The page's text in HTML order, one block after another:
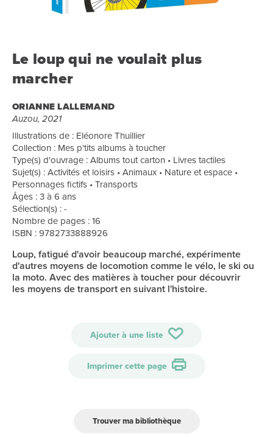
Le loup qui ne voulait plus
marcher
ORIANNE LALLEMAND
Auzou, 2021
Illustrations de : Eléonore Thuillier
Collection : Mes p'tits albums à toucher
Type(s) d'ouvrage : Albums tout carton • Livres tactiles
Sujet(s) : Activités et loisirs • Animaux • Nature et espace •
Personnages fictifs • Transports
Âges : 3 à 6 ans
Sélection(s) : -
Nombre de pages : 16
ISBN : 9782733888926
Loup, fatigué d'avoir beaucoup marché, expérimente
d'autres moyens de locomotion comme le vélo, le ski ou
la moto. Avec des matières à toucher pour découvrir
les moyens de transport en suivant l'histoire.
Ajouter à une liste
Imprimer cette page
Trouver ma bibliothèque